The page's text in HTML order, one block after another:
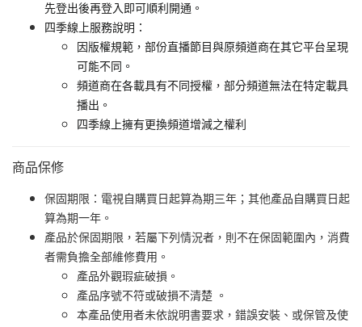
先登出後再登入即可順利開通。
四季線上服務說明：
因版權規範，部份直播節目與原頻道商在其它平台呈現
可能不同。
頻道商在各載具有不同授權，部分頻道無法在特定載具
播出。
四季線上擁有更換頻道增減之權利
商品保修
保固期限：電視自購買日起算為期三年；其他產品自購買日起
算為期一年。
產品於保固期限，若屬下列情況者，則不在保固範圍內，消費
者需負擔全部維修費用。
產品外觀瑕疵破損。
產品序號不符或破損不清楚 。
本產品使用者未依說明書要求，錯誤安裝、或保管及使